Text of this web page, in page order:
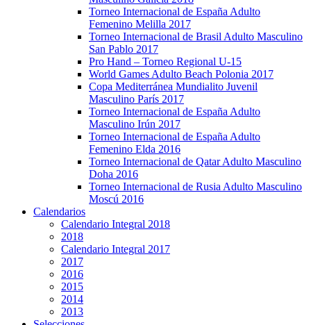
Torneo Internacional de España Adulto
Femenino Melilla 2017
Torneo Internacional de Brasil Adulto Masculino
San Pablo 2017
Pro Hand – Torneo Regional U-15
World Games Adulto Beach Polonia 2017
Copa Mediterránea Mundialito Juvenil
Masculino París 2017
Torneo Internacional de España Adulto
Masculino Irún 2017
Torneo Internacional de España Adulto
Femenino Elda 2016
Torneo Internacional de Qatar Adulto Masculino
Doha 2016
Torneo Internacional de Rusia Adulto Masculino
Moscú 2016
Calendarios
Calendario Integral 2018
2018
Calendario Integral 2017
2017
2016
2015
2014
2013